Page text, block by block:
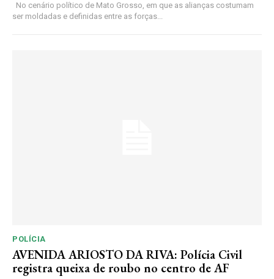
No cenário político de Mato Grosso, em que as alianças costumam
ser moldadas e definidas entre as forças...
POLÍCIA
AVENIDA ARIOSTO DA RIVA: Polícia Civil
registra queixa de roubo no centro de AF